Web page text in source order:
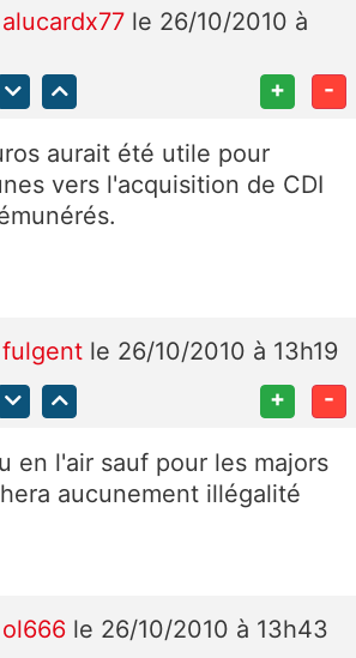
alucardx77 le 26/10/2010 à
+ -
aurait été utile pour
vers l'acquisition de CDI
fulgent le 26/10/2010 à 13h19
+ -
en l'air sauf pour les majors
aucunement illégalité
ol666 le 26/10/2010 à 13h43